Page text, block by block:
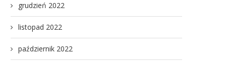
grudzień 2022
listopad 2022
październik 2022